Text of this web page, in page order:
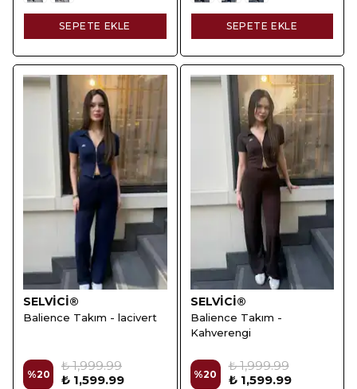
SEPETE EKLE SEPETE EKLE
SELVİCİ®
Balience Takım - lacivert
%20
₺ 1,999.99
₺ 1,599.99
SELVİCİ®
Balience Takım -
Kahverengi
%20
₺ 1,999.99
₺ 1,599.99